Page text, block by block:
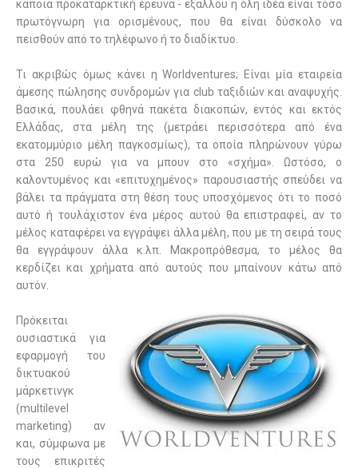
κάποια προκαταρκτική έρευνα - εξάλλου η όλη ιδέα είναι τόσο
πρωτόγνωρη για ορισμένους, που θα είναι δύσκολο να
πεισθούν από το τηλέφωνο ή το διαδίκτυο.
Τι ακριβώς όμως κάνει η Worldventures; Είναι μία εταιρεία
άμεσης πώλησης συνδρομών για club ταξιδιών και αναψυχής.
Βασικά, πουλάει φθηνά πακέτα διακοπών, εντός και εκτός
Ελλάδας, στα μέλη της (μετράει περισσότερα από ένα
εκατομμύριο μέλη παγκοσμίως), τα οποία πληρώνουν γύρω
στα 250 ευρώ για να μπουν στο «σχήμα». Ωστόσο, ο
καλοντυμένος και «επιτυχημένος» παρουσιαστής σπεύδει να
βάλει τα πράγματα στη θέση τους υποσχόμενος ότι το ποσό
αυτό ή τουλάχιστον ένα μέρος αυτού θα επιστραφεί, αν το
μέλος καταφέρει να εγγράψει άλλα μέλη, που με τη σειρά τους
θα εγγράψουν άλλα κ.λπ. Μακροπρόθεσμα, το μέλος θα
κερδίζει και χρήματα από αυτούς που μπαίνουν κάτω από
αυτόν.
Πρόκειται
ουσιαστικά για
εφαρμογή του
δικτυακού
μάρκετινγκ
(multilevel
marketing) αν
και, σύμφωνα με
τους επικριτές